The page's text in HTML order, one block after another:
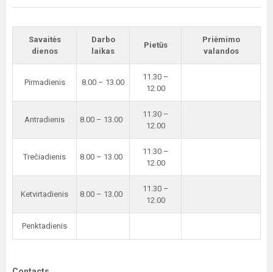
Savaitės
dienos
Darbo
laikas
Pietūs
Priėmimo
valandos
Pirmadienis 8.00 – 13.00
11.30 –
12.00
Antradienis 8.00 – 13.00
11.30 –
12.00
Trečiadienis 8.00 – 13.00
11.30 –
12.00
Ketvirtadienis 8.00 – 13.00
11.30 –
12.00
Penktadienis